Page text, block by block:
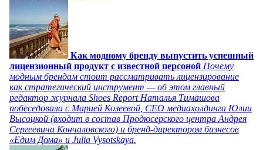
Как модному бренду выпустить успешный
лицензионный продукт с известной персоной Почему
модным брендам стоит рассматривать лицензирование
как стратегический инструмент — об этом главный
редактор журнала Shoes Report Наталья Тимашова
побеседовала с Марией Козеевой, СЕО медиахолдинга Юлии
Высоцкой (входит в состав Продюсерского центра Андрея
Сергеевича Кончаловского) и бренд-директором бизнесов
«Едим Дома» и Julia Vysotskaya.